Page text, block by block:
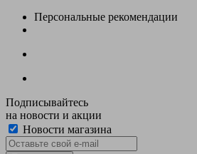
Персональные рекомендации
Подписывайтесь
на новости и акции
Новости магазина